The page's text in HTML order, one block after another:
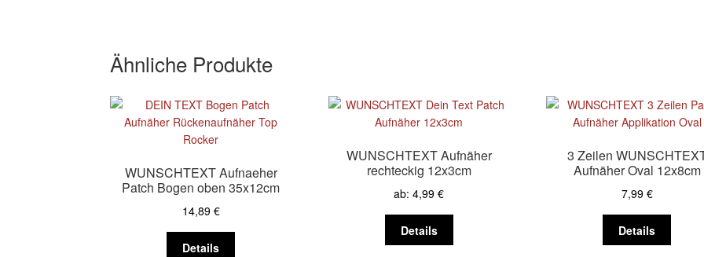
Ähnliche Produkte
WUNSCHTEXT Aufnaeher
Patch Bogen oben 35x12cm
14,89 €
Details
WUNSCHTEXT Aufnäher
rechteckig 12x3cm
ab:4,99€
Details
3 Zeilen
Aufnäher Oval 12x8cm
7,99 €
Details